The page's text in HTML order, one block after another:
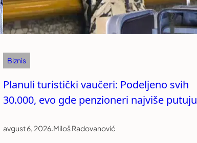
Biznis
Planuli turistički vaučeri: Podeljeno svih
30.000, evo gde penzioneri najviše putuju
avgust 6, 2026.Miloš Radovanović